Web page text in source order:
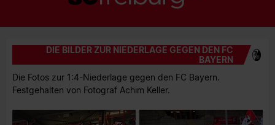
DIE BILDER ZUR NIEDERLAGE GEGEN DEN FC
BAYERN
Die Fotos zur 1:4-Niederlage gegen den FC Bayern.
Festgehalten von Fotograf Achim Keller.